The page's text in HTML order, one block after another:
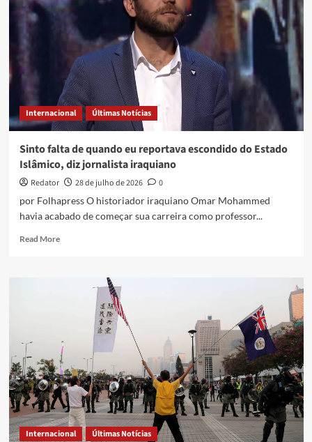
Internacional Últimas Notícias
Sinto falta de quando eu reportava escondido do Estado
Islâmico, diz jornalista iraquiano
Redator 28 de julho de 2026
0
por Folhapress O historiador iraquiano Omar Mohammed
havia acabado de começar sua carreira como professor...
Read MoreRead
reportava
escondido
do
Estado
Islâmico,
diz
jornalista
iraquiano
Internacional Últimas Notícias